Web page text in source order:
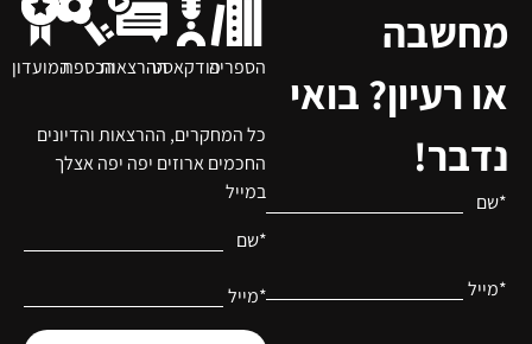
מחשבה
או רעיון? בואי
נדבר!
*שם
*מייל
כל המחקרים, ההרצאות והדיונים
החכמים ארוזים יפה יפה אצלך
במייל
*שם
*מייל
הספריהפודקאסטההרצאותהכספתהמועדון